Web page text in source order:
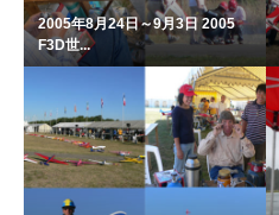
2005年8月24日～9月3日 2005
F3D世...